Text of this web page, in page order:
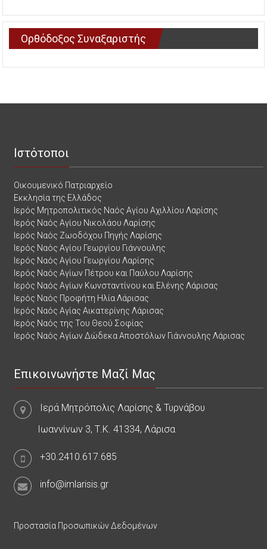
Ορθόδοξος Συναξαριστής
Ιστότοποι
Οικουμενικό Πατριαρχείο
Εκκλησία της Ελλάδος
Ιερός Μητροπολιτικός Ναός Αγίου Αχιλλίου Λαρίσης
Ιερός Ναός Αγίου Νικολάου Λαρίσης
Ιερός Ναός Ζωοδόχου Πηγής Λαρίσης
Ιερός Ναός Αγίου Γεωργίου Γιάννουλης
Ιερός Ναός Αγίου Γεωργίου Λαρίσης
Ιερός Ναός Αγίων Πέτρου και Παύλου Λαρίσης
Ιερός Ναός Αγίων Κωνσταντίνου και Ελένης Λάρισας
Ιερός Ναός Προφήτη Ηλία Λάρισας
Ιερός Ναός Αγίας Αικατερίνης Λάρισας
Ιερός Ναός της Του Θεού Σοφίας
Ιερός Ναός Αγίων Δώδεκα Αποστόλων Γιάννουλης Λάρισας
Επικοινωνήστε Μαζί Μας
Ιερά Μητρόπολις Λαρίσης & Τυρνάβου
Ιωαννίνων 3, Τ.Κ. 41334, Λάρισα
+30.2410.617.685
info@imlarisis.gr
Προστασία Προσωπικών Δεδομένων